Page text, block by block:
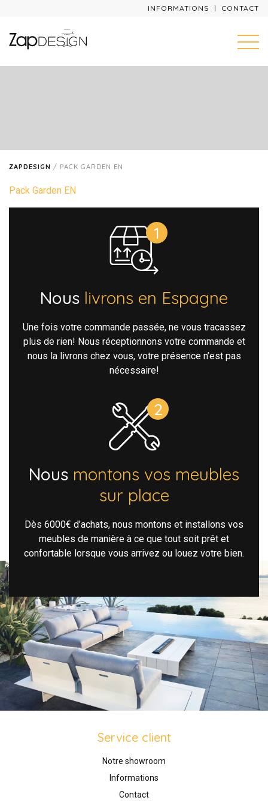
INFORMATIONS CONTACT
ZAPDESIGN / PACK GARDEN EN
Pack Garden EN
Nous livrons en Espagne
Une fois votre commande passée, ne vous tracassez
plus de rien! Nous réceptionnons votre commande et
nous la livrons chez vous, votre présence n’est pas
nécessaire!
Nous montons vos meubles
sur place
Dès 6000€ d’achats, nous montons et installons vos
meubles de manière à ce que tout soit prêt et
confortable lorsque vous arrivez ou louez votre bien.
Service client
Notre showroom
Informations
Contact